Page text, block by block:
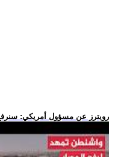
.. رويترز عن مسؤول أمريكي: